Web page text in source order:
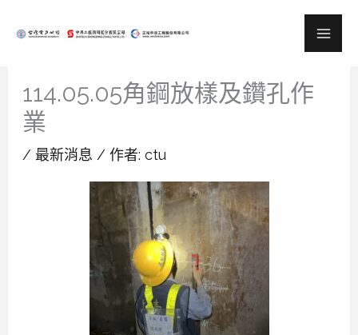
114.05.05角鋼放樣及鑽孔作
業
/ 最新消息 / 作者: ctu